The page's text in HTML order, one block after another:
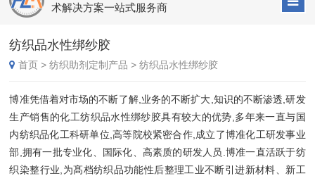
术解决方案一站式服务商
纺织品水性绑纱胶
首页 >纺织助剂定制产品 >纺织品水性绑纱胶
博准凭借着对市场的不断了解,业务的不断扩大,知识的不断渗透,研发
生产销售的化工纺织品水性绑纱胶具有较大的优势,多年来一直与国
内纺织品化工科研单位,高等院校紧密合作,成立了博准化工研发事业
部,拥有一批专业化、国际化、高素质的研发人员.博准一直活跃于纺
织染整行业,为髙档纺织品功能性后整理工业不断引进新材料、新工